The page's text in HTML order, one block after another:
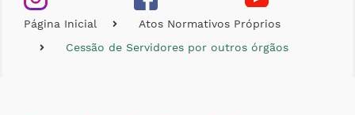
Página Inicial
Atos Normativos Próprios
Cessão de Servidores por outros órgãos